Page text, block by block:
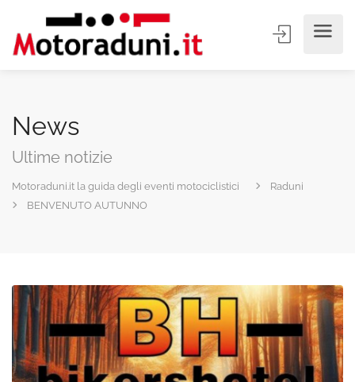
News
Ultime notizie
Motoraduni.it la guida degli eventi motociclistici
Raduni
BENVENUTO AUTUNNO